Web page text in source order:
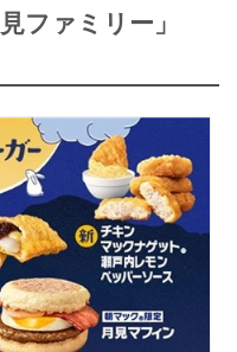
ファミリー」